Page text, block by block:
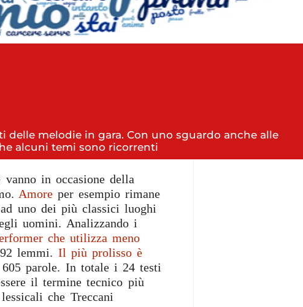
melodie in gara. Con uno sguardo anche alle
alcuni temi sono ricorrenti
in occasione della
Amoreper esempio rimane
uno dei più classici luoghi
uomini. Analizzando i
che utilizza meno
lemmi. Il più prolisso è
605 parole. In totale i 24 testi
il termine tecnico più
che Treccani